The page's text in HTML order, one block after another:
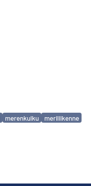
merenkulku
meriliikenne